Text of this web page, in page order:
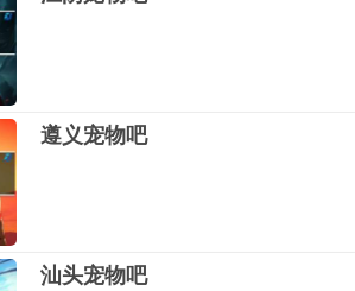
遵义宠物吧
汕头宠物吧